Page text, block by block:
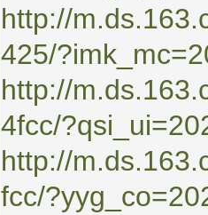
http://
425/
http://
4fcc/
http://
fcc/